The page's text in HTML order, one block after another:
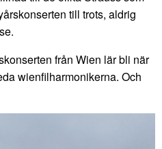
till trots, aldrig
från Wien lär bli när
wienfilharmonikerna. Och